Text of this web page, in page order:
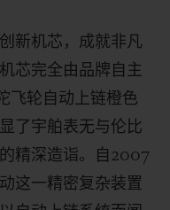
新机芯，成就非凡
芯完全由品牌自主
飞轮自动上链橙色
了宇舶表无与伦比
精深造诣。自 2007
这一精密复杂装置